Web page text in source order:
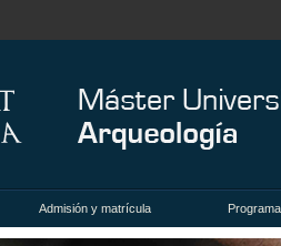
Admisión y matrícula